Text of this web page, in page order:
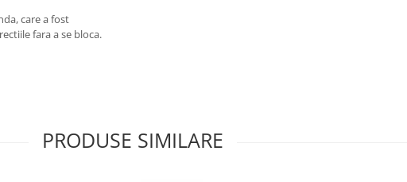
care a fost
fara a se bloca.
PRODUSE SIMILARE